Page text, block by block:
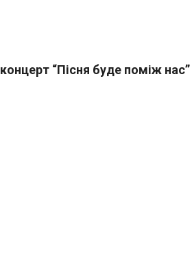
концерт “Пісня буде поміж нас”